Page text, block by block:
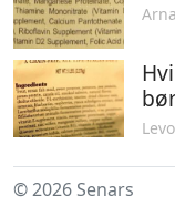
© 2026 Senars